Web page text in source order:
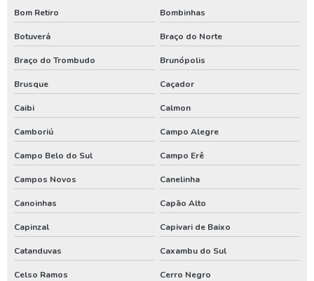
Valor de outorga de poço artesiano
Valor de perfuração de poço artesiano
Instalação de poço
Tubulação para poço artesiano
Aluguel de compressor de ar
Aluguel de compressor de ar preço
Aluguel de gerador de energia
Aluguel de geradores
Bom Retiro Bombinhas
Botuverá Braço do Norte
Braço do Trombudo Brunópolis
Brusque Caçador
Caibi Calmon
Camboriú Campo Alegre
Campo Belo do Sul Campo Erê
Campos Novos Canelinha
Canoinhas Capão Alto
Capinzal Capivari de Baixo
Catanduvas Caxambu do Sul
Celso Ramos Cerro Negro